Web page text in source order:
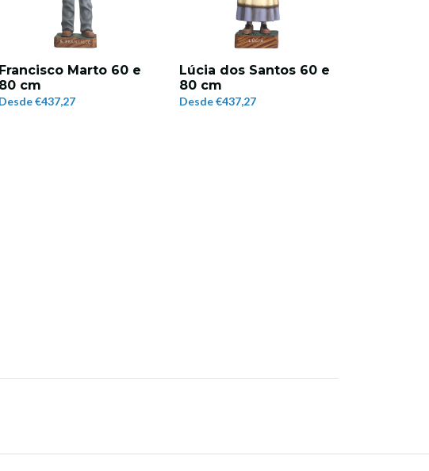
Francisco Marto 60 e
80 cm
Desde€437,27
Lúcia dos Santos 60 e
80 cm
Desde€437,27